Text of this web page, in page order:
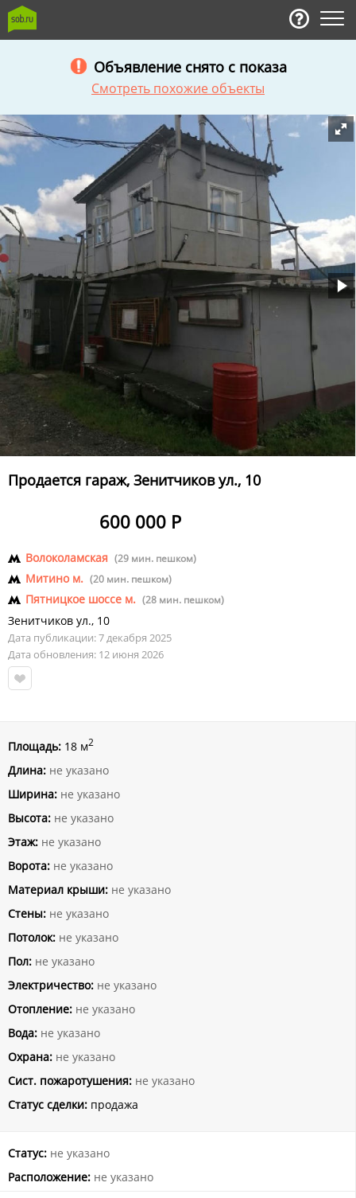
Объявление снято с показа
Смотреть похожие объекты
Продается гараж, Зенитчиков ул., 10
600 000 Р
Волоколамская (29 мин. пешком)
Митино м. (20 мин. пешком)
Пятницкое шоссе м. (28 мин. пешком)
Зенитчиков ул., 10
Дата публикации: 7 декабря 2025
Дата обновления: 12 июня 2026
Площадь: 18 м2
Длина: не указано
Ширина: не указано
Высота: не указано
Этаж: не указано
Ворота: не указано
Материал крыши: не указано
Стены: не указано
Потолок: не указано
Пол: не указано
Электричество: не указано
Отопление: не указано
Вода: не указано
Охрана: не указано
Сист. пожаротушения: не указано
Статус сделки: продажа
Статус: не указано
Расположение: не указано